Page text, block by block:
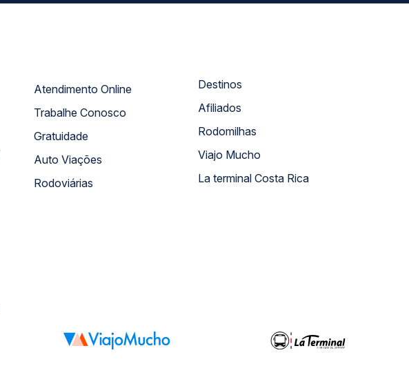
Atendimento Online
Trabalhe Conosco
Gratuidade
Auto Viações
Rodoviárias
Destinos
Afiliados
Rodomilhas
Viajo Mucho
La terminal Costa Rica